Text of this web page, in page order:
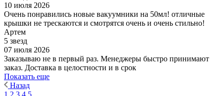
10 июля 2026
Очень понравились новые вакуумники на 50мл! отличные
крышки не трескаются и смотрятся очень и очень стильно!
Артем
5 звезд
07 июля 2026
Заказываю не в первый раз. Менеджеры быстро принимают
заказ. Доставка в целостности и в срок
Показать еще
Назад
1 2 3 4 5